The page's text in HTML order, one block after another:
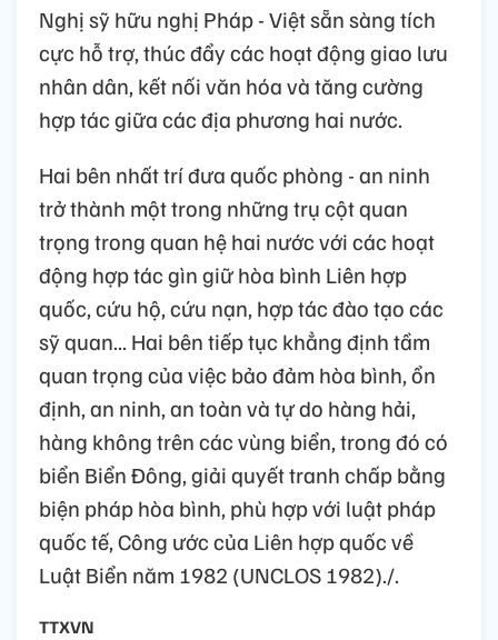
Nghị sỹ hữu nghị Pháp - Việt sẵn sàng tích
cực hỗ trợ, thúc đẩy các hoạt động giao lưu
nhân dân, kết nối văn hóa và tăng cường
hợp tác giữa các địa phương hai nước.
Hai bên nhất trí đưa quốc phòng - an ninh
trở thành một trong những trụ cột quan
trọng trong quan hệ hai nước với các hoạt
động hợp tác gìn giữ hòa bình Liên hợp
quốc, cứu hộ, cứu nạn, hợp tác đào tạo các
sỹ quan... Hai bên tiếp tục khẳng định tầm
quan trọng của việc bảo đảm hòa bình, ổn
định, an ninh, an toàn và tự do hàng hải,
hàng không trên các vùng biển, trong đó có
biển Biển Đông, giải quyết tranh chấp bằng
biện pháp hòa bình, phù hợp với luật pháp
quốc tế, Công ước của Liên hợp quốc về
Luật Biển năm 1982 (UNCLOS 1982)./.
TTXVN